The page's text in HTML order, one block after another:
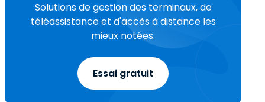
Solutions de gestion des terminaux, de
téléassistance et d'accès à distance les
mieux notées.
Essai gratuit